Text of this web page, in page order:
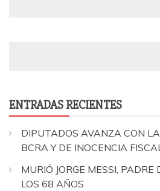
ENTRADAS RECIENTES
DIPUTADOS AVANZA CON
BCRA Y DE INOCENCIA
MURIÓ JORGE MESSI, PADRE
LOS 68 AÑOS